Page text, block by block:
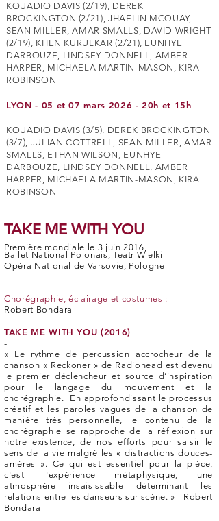
KOUADIO DAVIS (2/19), DEREK
BROCKINGTON (2/21), JHAELIN MCQUAY,
SEAN MILLER, AMAR SMALLS, DAVID WRIGHT
(2/19), KHEN KURULKAR (2/21), EUNHYE
DARBOUZE, LINDSEY DONNELL, AMBER
HARPER, MICHAELA MARTIN-MASON, KIRA
ROBINSON
LYON - 05 et 07 mars 2026 - 20h et 15h
KOUADIO DAVIS (3/5), DEREK BROCKINGTON
(3/7), JULIAN COTTRELL, SEAN MILLER, AMAR
SMALLS, ETHAN WILSON, EUNHYE
DARBOUZE, LINDSEY DONNELL, AMBER
HARPER, MICHAELA MARTIN-MASON, KIRA
ROBINSON
TAKE ME WITH YOU
Première mondiale le 3 juin 2016,
Ballet National Polonais, Teatr Wielki
Opéra National de Varsovie, Pologne
-
Chorégraphie, éclairage et costumes :
Robert Bondara
TAKE ME WITH YOU (2016)
-
« Le rythme de percussion accrocheur de la
chanson « Reckoner » de Radiohead est devenu
le premier déclencheur et source d’inspiration
pour le langage du mouvement et la
chorégraphie. En approfondissant le processus
créatif et les paroles vagues de la chanson de
manière très personnelle, le contenu de la
chorégraphie se rapproche de la réflexion sur
notre existence, de nos efforts pour saisir le
sens de la vie malgré les « distractions douces-
amères ». Ce qui est essentiel pour la pièce,
c'est l'expérience métaphysique, une
atmosphère insaisissable déterminant les
relations entre les danseurs sur scène. » - Robert
Bondara